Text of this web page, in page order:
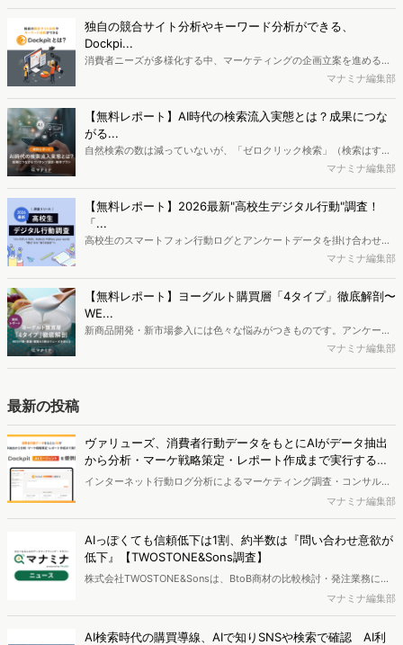
迫ります。
独自の競合サイト分析やキーワード分析ができる、
Dockpi...
消費者ニーズが多様化する中、マーケティングの企画立案を進める上
で、競合分析や消費者分析の重要性がより高まっています。Web行動
データを活用し、Web上の消費者行動を起点とした競合サイト分析や
消費者分析が可能です。今回はDockpitならではの利便性の高い機能
や活用方法を解説します。
マナミナ編集部
【無料レポート】AI時代の検索流入実態とは？成果につな
がる...
自然検索の数は減っていないが、「ゼロクリック検索」（検索はする
がページには流入しない）の割合が増加しているのが、AI時代の検索
か、また、要因を理解した上で、成果に確実につながるコンテンツを
制作するにはどうするべきなのでしょうか。本レポートはこのような
疑問をお抱えのSEO・Webマーケティングご担当者様におすすめの内
容となっています。※本レポートは記事のフォームから無料でダウン
マナミナ編集部
【無料レポート】2026最新"高校生デジタル行動"調査！
「...
高校生のスマートフォン行動ログとアンケートデータを掛け合わせ、
最新の若年層（高校生）におけるデジタル行動実態やSNSの利用傾向
ち、スマートフォンを取り巻く環境が成熟するなか、新興SNSの台頭
により高校生のデジタルライフスタイルは新たな変化を見せていま
す。※資料は記事内の入力フォームより、ダウンロードいただけま
マナミナ編集部
【無料レポート】ヨーグルト購買層「4タイプ」徹底解剖〜
WE...
新商品開発・新市場参入には色々な悩みがつきものです。アンケート
調査を実施しても、購買実態が不透明、新商品の受容性も判断しきれ
ポートとなっています。※本レポートは記事のフォームから無料でダ
ウンロードできます。
マナミナ編集部
最新の投稿
ヴァリューズ、消費者行動データをもとにAIがデータ抽出
から分析・マーケ戦略策定・レポート作成まで実行する
「Dockpit AIエージェント」を提供開始
インターネット行動ログ分析によるマーケティング調査・コンサルテ
ィングサービスを提供する株式会社ヴァリューズは、国内最大規模
エンジン「Dockpit（ドックピット）」の新機能として、AIが市場分
析から仮説構築、レポート作成までを自律的にサポートする
「Dockpit AIエージェント」の提供を開始いたしました。
マナミナ編集部
AIっぽくても信頼低下は1割、約半数は『問い合わせ意欲が
低下』【TWOSTONE&Sons調査】
株式会社TWOSTONE&Sonsは、BtoB商材の比較検討・発注業務に携
わる担当者を対象に、コンテンツのAIっぽさに関する意識調査を実施
マナミナ編集部
AI検索時代の購買導線、AIで知りSNSや検索で確認 AI利